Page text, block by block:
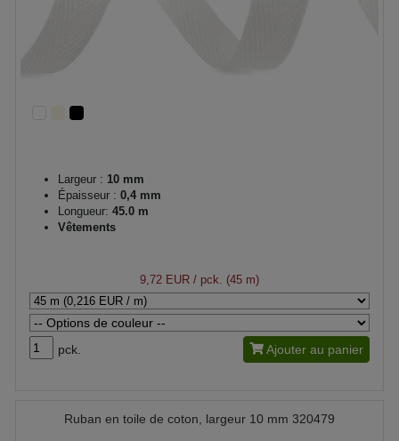
Largeur : 10 mm
Épaisseur : 0,4 mm
Longueur: 45.0 m
Vêtements
9,72 EUR / pck. (45 m)
pck. Ajouter au panier
Ruban en toile de coton, largeur 10 mm 320479